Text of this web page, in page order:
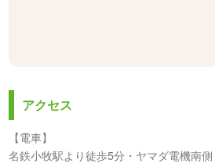
アクセス
【電車】
名鉄小牧駅より徒歩5分・ヤマダ電機南側